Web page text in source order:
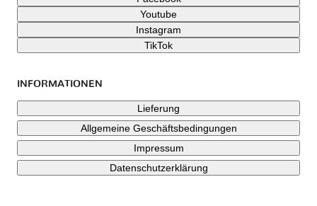
Youtube
Instagram
TikTok
INFORMATIONEN
Lieferung
Allgemeine Geschäftsbedingungen
Impressum
Datenschutzerklärung